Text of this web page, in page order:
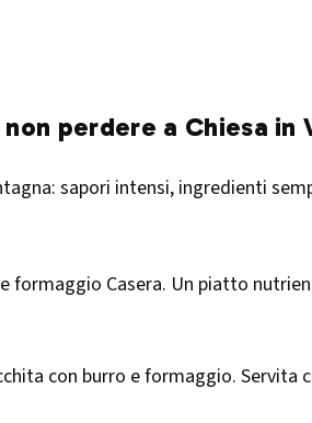
perdere a Chiesa in
sapori intensi, ingredienti
formaggio Casera. Un piatto
con burro e formaggio. Servita